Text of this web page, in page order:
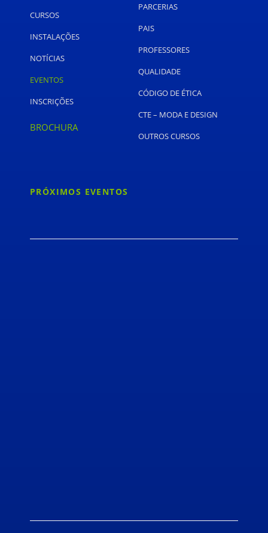
CURSOS
INSTALAÇÕES
NOTÍCIAS
EVENTOS
INSCRIÇÕES
BROCHURA
PARCERIAS
PAIS
PROFESSORES
QUALIDADE
CÓDIGO DE ÉTICA
CTE – MODA E DESIGN
OUTROS CURSOS
PRÓXIMOS EVENTOS